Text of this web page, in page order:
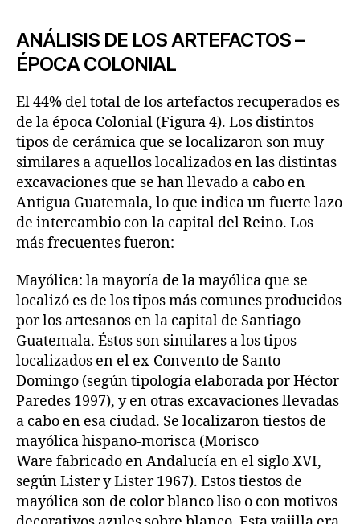
ANÁLISIS DE LOS ARTEFACTOS –
ÉPOCA COLONIAL
El 44% del total de los artefactos recuperados es
de la época Colonial (Figura 4). Los distintos
tipos de cerámica que se localizaron son muy
similares a aquellos localizados en las distintas
excavaciones que se han llevado a cabo en
Antigua Guatemala, lo que indica un fuerte lazo
de intercambio con la capital del Reino. Los
más frecuentes fueron:
Mayólica: la mayoría de la mayólica que se
localizó es de los tipos más comunes producidos
por los artesanos en la capital de Santiago
Guatemala. Éstos son similares a los tipos
localizados en el ex-Convento de Santo
Domingo (según tipología elaborada por Héctor
Paredes 1997), y en otras excavaciones llevadas
a cabo en esa ciudad. Se localizaron tiestos de
mayólica hispano-morisca (Morisco
Ware fabricado en Andalucía en el siglo XVI,
según Lister y Lister 1967). Estos tiestos de
mayólica son de color blanco liso o con motivos